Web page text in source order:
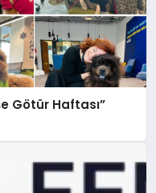
Götür Haftası”